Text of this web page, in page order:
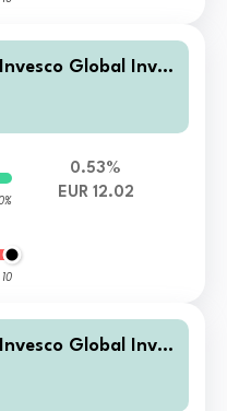
Global Inves
Bond Fund
10
0.53%
EUR 12.02
Global Inves
Bond Fund